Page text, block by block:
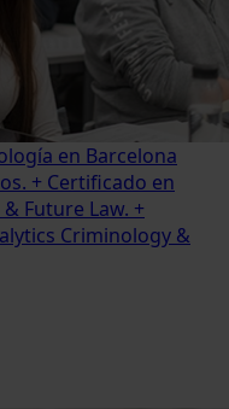
en Barcelona
+ Certificado en
Future Law. +
Criminology &